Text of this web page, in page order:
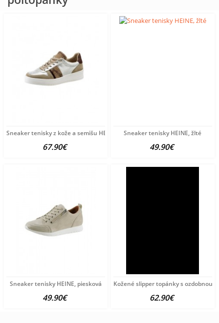
Sneaker tenisky z kože a semišu HEINE, viacfarebné
67.90€
Sneaker tenisky HEINE, žlté
49.90€
Sneaker tenisky HEINE, piesková
49.90€
Kožené slipper topánky s ozdobnou
62.90€